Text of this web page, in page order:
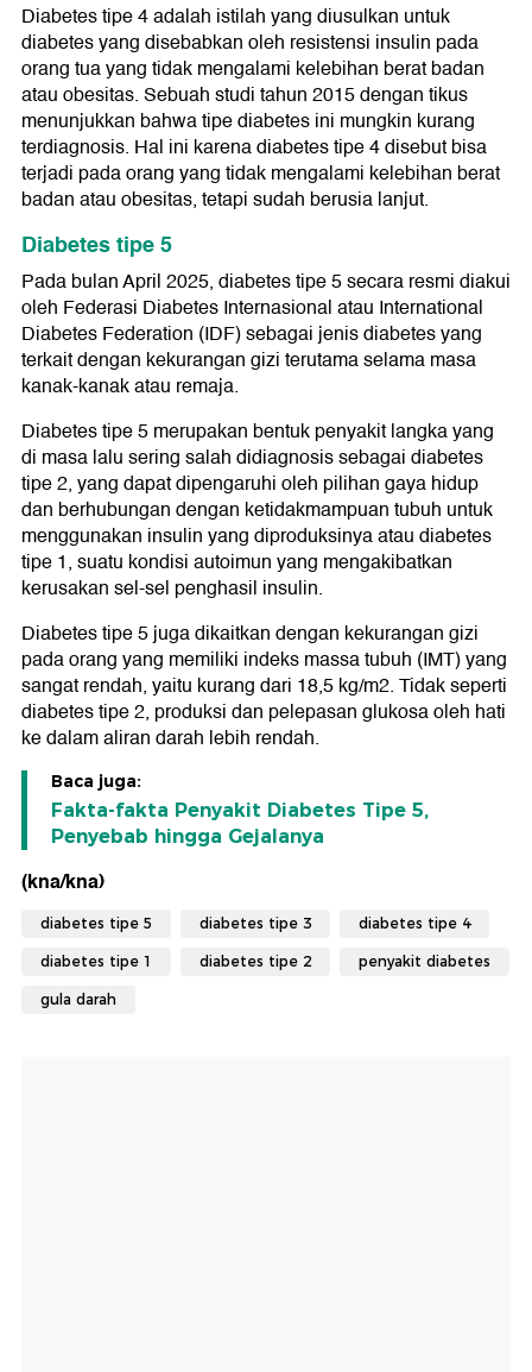
Diabetes tipe 4 adalah istilah yang diusulkan untuk
diabetes yang disebabkan oleh resistensi insulin pada
orang tua yang tidak mengalami kelebihan berat badan
atau obesitas. Sebuah studi tahun 2015 dengan tikus
menunjukkan bahwa tipe diabetes ini mungkin kurang
terdiagnosis. Hal ini karena diabetes tipe 4 disebut bisa
terjadi pada orang yang tidak mengalami kelebihan berat
badan atau obesitas, tetapi sudah berusia lanjut.
Diabetes tipe 5
Pada bulan April 2025, diabetes tipe 5 secara resmi diakui
oleh Federasi Diabetes Internasional atau International
Diabetes Federation (IDF) sebagai jenis diabetes yang
terkait dengan kekurangan gizi terutama selama masa
kanak-kanak atau remaja.
Diabetes tipe 5 merupakan bentuk penyakit langka yang
di masa lalu sering salah didiagnosis sebagai diabetes
tipe 2, yang dapat dipengaruhi oleh pilihan gaya hidup
dan berhubungan dengan ketidakmampuan tubuh untuk
menggunakan insulin yang diproduksinya atau diabetes
tipe 1, suatu kondisi autoimun yang mengakibatkan
kerusakan sel-sel penghasil insulin.
Diabetes tipe 5 juga dikaitkan dengan kekurangan gizi
pada orang yang memiliki indeks massa tubuh (IMT) yang
sangat rendah, yaitu kurang dari 18,5 kg/m2. Tidak seperti
diabetes tipe 2, produksi dan pelepasan glukosa oleh hati
ke dalam aliran darah lebih rendah.
Baca juga:
Fakta-fakta Penyakit Diabetes Tipe 5,
Penyebab hingga Gejalanya
(kna/kna)
diabetes tipe 5 diabetes tipe 3 diabetes tipe 4
diabetes tipe 1 diabetes tipe 2 penyakit diabetes
gula darah